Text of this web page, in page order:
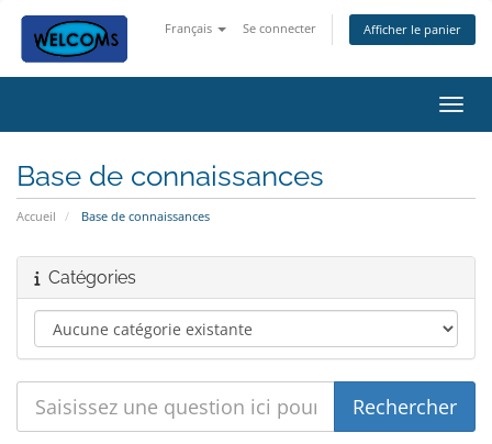
Français Se connecter Afficher le panier
Base de connaissances
Accueil Base de connaissances
Catégories